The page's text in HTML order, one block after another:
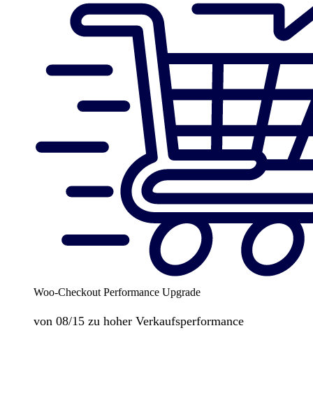
Woo-Checkout Performance Upgrade
von 08/15 zu hoher Verkaufsperformance